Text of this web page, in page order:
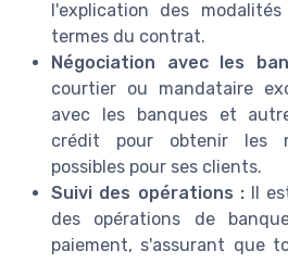
l'explication des
termes du contrat.
Négociation avec les
courtier ou mandataire
avec les banques et
crédit pour obtenir les
possibles pour ses clients.
Suivi des opérations :Il
des opérations de
paiement, s'assurant que